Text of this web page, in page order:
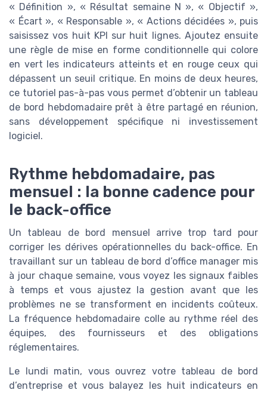
« Définition », « Résultat semaine N », « Objectif »,
« Écart », « Responsable », « Actions décidées », puis
saisissez vos huit KPI sur huit lignes. Ajoutez ensuite
une règle de mise en forme conditionnelle qui colore
en vert les indicateurs atteints et en rouge ceux qui
dépassent un seuil critique. En moins de deux heures,
ce tutoriel pas-à-pas vous permet d’obtenir un tableau
de bord hebdomadaire prêt à être partagé en réunion,
sans développement spécifique ni investissement
logiciel.
Rythme hebdomadaire, pas
mensuel : la bonne cadence pour
le back-office
Un tableau de bord mensuel arrive trop tard pour
corriger les dérives opérationnelles du back-office. En
travaillant sur un tableau de bord d’office manager mis
à jour chaque semaine, vous voyez les signaux faibles
à temps et vous ajustez la gestion avant que les
problèmes ne se transforment en incidents coûteux.
La fréquence hebdomadaire colle au rythme réel des
équipes, des fournisseurs et des obligations
réglementaires.
Le lundi matin, vous ouvrez votre tableau de bord
d’entreprise et vous balayez les huit indicateurs en